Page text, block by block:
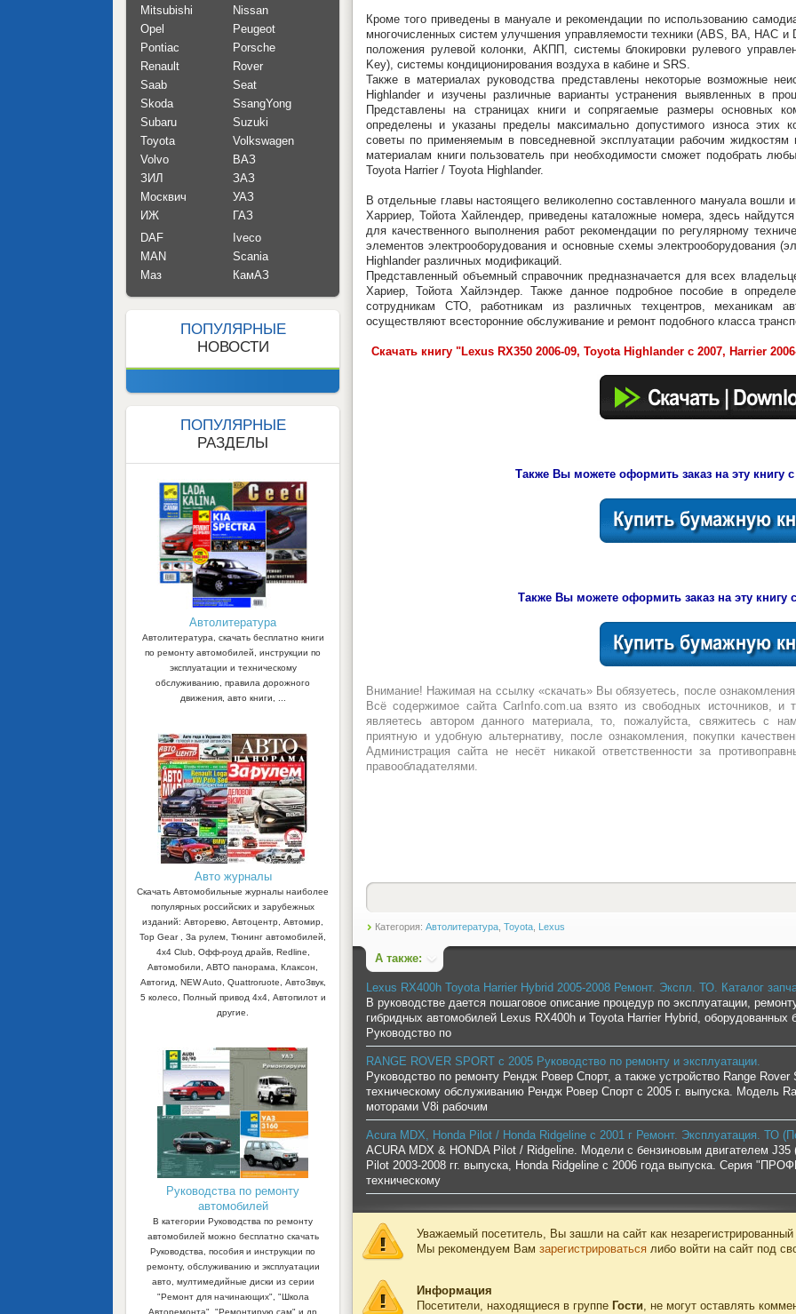
Кроме того приведены в мануале и рекомендации по использованию
многочисленных систем улучшения управляемости техники (ABS, BA, НАС и
положения рулевой колонки, АКПП, системы блокировки рулевого
Key), системы кондиционирования воздуха в кабине и SRS.
Также в материалах руководства представлены некоторые возможные
Highlander и изучены различные варианты устранения выявленных в
Представлены на страницах книги и сопрягаемые размеры основных
определены и указаны пределы максимально допустимого износа этих
советы по применяемым в повседневной эксплуатации рабочим
материалам книги пользователь при необходимости сможет подобрать
Toyota Harrier / Toyota Highlander.
В отдельные главы настоящего великолепно составленного мануала вошли
Харриер, Тойота Хайлендер, приведены каталожные номера, здесь
для качественного выполнения работ рекомендации по регулярному
элементов электрооборудования и основные схемы электрооборудования
Highlander различных модификаций.
Представленный объемный справочник предназначается для всех
Хариер, Тойота Хайлэндер. Также данное подробное пособие в
сотрудникам СТО, работникам из различных техцентров, механикам
осуществляют всесторонние обслуживание и ремонт подобного класса
Скачать книгу "Lexus RX350 2006-09, Toyota Highlander с 2007, Harrier
Также Вы можете оформить заказ на эту книгу
Также Вы можете оформить заказ на эту книгу
Внимание! Нажимая на ссылку «скачать» Вы обязуетесь, после
Всё содержимое сайта CarInfo.com.ua взято из свободных источников, и
являетесь автором данного материала, то, пожалуйста, свяжитесь с
приятную и удобную альтернативу, после ознакомления, покупки
Администрация сайта не несёт никакой ответственности за
правообладателями.
Категория: Автолитература, Toyota, Lexus
А также:
Lexus RX400h Toyota Harrier Hybrid 2005-2008 Ремонт. Экспл. ТО. Каталог
В руководстве дается пошаговое описание процедур по эксплуатации,
гибридных автомобилей Lexus RX400h и Toyota Harrier Hybrid,
Руководство по
RANGE ROVER SPORT с 2005 Руководство по ремонту и эксплуатации.
Руководство по ремонту Рендж Ровер Спорт, а также устройство Range Rover
техническому обслуживанию Рендж Ровер Спорт с 2005 г. выпуска. Модель
моторами V8i рабочим
Acura MDX, Honda Pilot / Honda Ridgeline с 2001 г Ремонт. Эксплуатация. ТО
ACURA MDX & HONDA Pilot / Ridgeline. Модели с бензиновым двигателем J35
Pilot 2003-2008 гг. выпуска, Honda Ridgeline с 2006 года выпуска. Серия
техническому
Уважаемый посетитель, Вы зашли на сайт как
Мы рекомендуем Вам зарегистрироваться либо войти на сайт под
Информация
Посетители, находящиеся в группе Гости , не могут оставлять
Mitsubishi
Nissan
Opel
Peugeot
Pontiac
Porsche
Renault
Rover
Saab
Seat
Skoda
SsangYong
Subaru
Suzuki
Toyota
Volkswagen
Volvo
ВАЗ
ЗИЛ
ЗАЗ
Москвич
УАЗ
ИЖ
ГАЗ
DAF
Iveco
MAN
Scania
Маз
КамАЗ
ПОПУЛЯРНЫЕ
НОВОСТИ
ПОПУЛЯРНЫЕ
РАЗДЕЛЫ
Автолитература
Автолитература, скачать бесплатно книги
по ремонту автомобилей, инструкции по
эксплуатации и техническому
обслуживанию, правила дорожного
движения, авто книги, ...
Авто журналы
Скачать Автомобильные журналы наиболее
популярных российских и зарубежных
изданий: Авторевю, Автоцентр, Автомир,
Top Gear , За рулем, Тюнинг автомобилей,
4x4 Club, Офф-роуд драйв, Redline,
Автомобили, АВТО панорама, Клаксон,
Автогид, NEW Auto, Quattroruote, АвтоЗвук,
5 колесо, Полный привод 4х4, Автопилот и
другие.
Руководства по ремонту
автомобилей
В категории Руководства по ремонту
автомобилей можно бесплатно скачать
Руководства, пособия и инструкции по
ремонту, обслуживанию и эксплуатации
авто, мултимедийные диски из серии
"Ремонт для начинающих", "Школа
Авторемонта", "Ремонтирую сам" и др